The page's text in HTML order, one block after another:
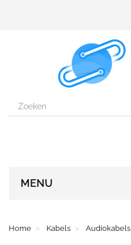
MENU
Home Kabels Audiokabels